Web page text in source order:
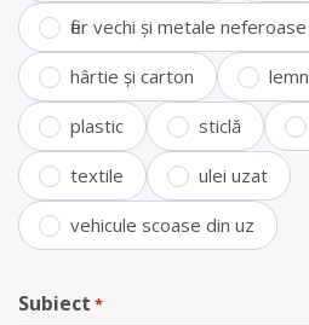
fier vechi și metale neferoase
hârtie și carton lemn
plastic sticlă
textile ulei uzat
vehicule scoase din uz
Subiect *